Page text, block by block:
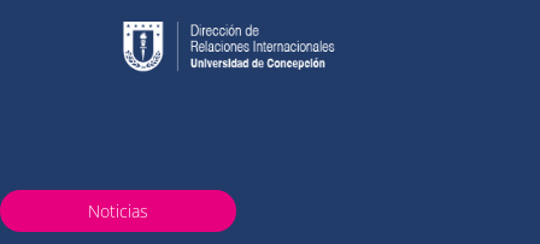
Noticias